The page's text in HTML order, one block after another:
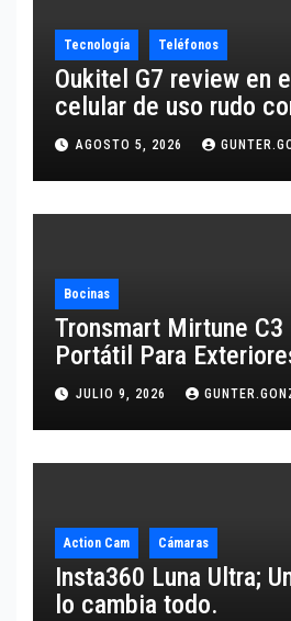
Tecnología Teléfonos
Oukitel G7 review en
celular de uso rudo
10,600 mAh
AGOSTO 5, 2026
Bocinas
Tronsmart Mirtune
Portátil Para
JULIO 9, 2026
Action Cam Cámaras
Insta360 Luna Ultra;
lo cambia todo.